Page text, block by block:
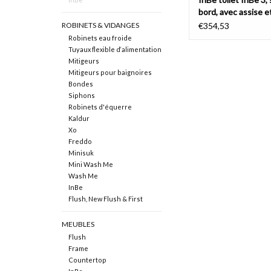
ROBINETS & VIDANGES
Robinets eau froide
Tuyaux flexible d‘alimentation
Mitigeurs
Mitigeurs pour baignoires
Bondes
Siphons
Robinets d'équerre
Kaldur
Xo
Freddo
Minisuk
Mini Wash Me
Wash Me
InBe
Flush, New Flush & First
MEUBLES
Flush
Frame
Countertop
bord, avec assise
abattant
€354,53